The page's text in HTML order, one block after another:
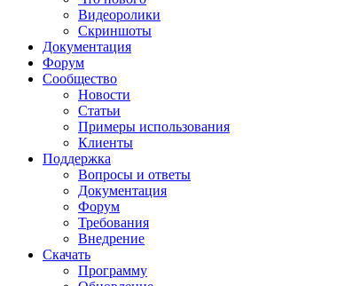
Видеоролики
Скриншоты
Документация
Форум
Сообщество
Новости
Статьи
Примеры использования
Клиенты
Поддержка
Вопросы и ответы
Документация
Форум
Требования
Внедрение
Скачать
Программу